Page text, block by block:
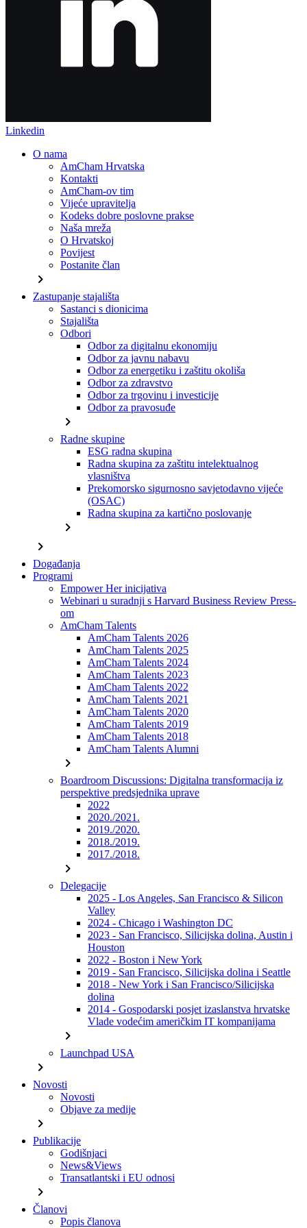
Linkedin
O nama
AmCham Hrvatska
Kontakti
AmCham-ov tim
Vijeće upravitelja
Kodeks dobre poslovne prakse
Naša mreža
O Hrvatskoj
Povijest
Postanite član
chevron_right
Zastupanje stajališta
Sastanci s dionicima
Stajališta
Odbori
Odbor za digitalnu ekonomiju
Odbor za javnu nabavu
Odbor za energetiku i zaštitu okoliša
Odbor za zdravstvo
Odbor za trgovinu i investicije
Odbor za pravosuđe
chevron_right
Radne skupine
ESG radna skupina
Radna skupina za zaštitu intelektualnog
vlasništva
Prekomorsko sigurnosno savjetodavno vijeće
(OSAC)
Radna skupina za kartično poslovanje
chevron_right
chevron_right
Događanja
Programi
Empower Her inicijativa
Webinari u suradnji s Harvard Business Review Press-
om
AmCham Talents
AmCham Talents 2026
AmCham Talents 2025
AmCham Talents 2024
AmCham Talents 2023
AmCham Talents 2022
AmCham Talents 2021
AmCham Talents 2020
AmCham Talents 2019
AmCham Talents 2018
AmCham Talents Alumni
chevron_right
Boardroom Discussions: Digitalna transformacija iz
perspektive predsjednika uprave
2022
2020./2021.
2019./2020.
2018./2019.
2017./2018.
chevron_right
Delegacije
2025 - Los Angeles, San Francisco & Silicon
Valley
2024 - Chicago i Washington DC
2023 - San Francisco, Silicijska dolina, Austin i
Houston
2022 - Boston i New York
2019 - San Francisco, Silicijska dolina i Seattle
2018 - New York i San Francisco/Silicijska
dolina
2014 - Gospodarski posjet izaslanstva hrvatske
Vlade vodećim američkim IT kompanijama
chevron_right
Launchpad USA
chevron_right
Novosti
Novosti
Objave za medije
chevron_right
Publikacije
Godišnjaci
News&Views
Transatlantski i EU odnosi
chevron_right
Članovi
Popis članova